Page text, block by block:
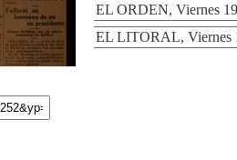
EL ORDEN, Viernes
EL LITORAL, Viernes